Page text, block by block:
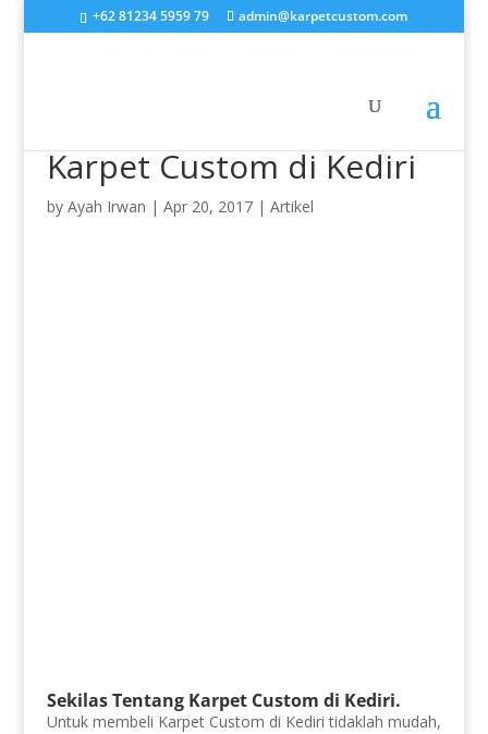
+62 81234 5959 79 admin@karpetcustom.com
Karpet Custom di Kediri
by Ayah Irwan | Apr 20, 2017| Artikel
Sekilas Tentang Karpet Custom di Kediri.
Untuk membeli Karpet Custom di Kediri tidaklah mudah,